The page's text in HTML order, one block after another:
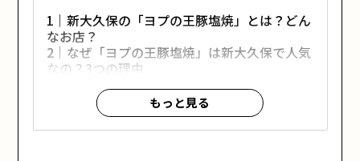
新大久保の「ヨプの王豚塩焼」とは？どん
なお店？
なぜ「ヨプの王豚塩焼」は新大久保で人気
なの？3つの理由
①美味しい「熟成肉」へのこだわり
②店員さんがお肉を焼いてくれる安心感
③豊富なサイドメニューで本場の雰囲気を楽
もっと見る